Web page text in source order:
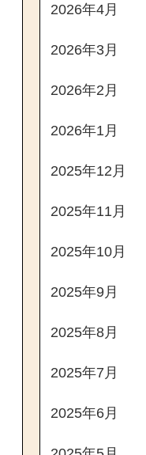
2026年4月
2026年3月
2026年2月
2026年1月
2025年12月
2025年11月
2025年10月
2025年9月
2025年8月
2025年7月
2025年6月